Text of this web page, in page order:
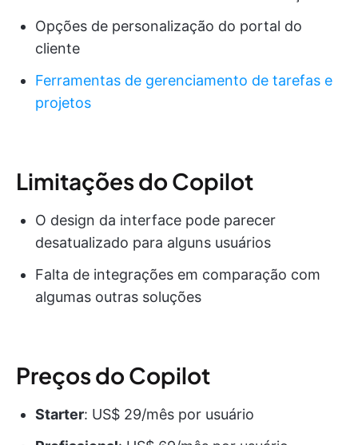
Opções de personalização do portal do
cliente
Ferramentas de gerenciamento de tarefas e
projetos
Limitações do Copilot
O design da interface pode parecer
desatualizado para alguns usuários
Falta de integrações em comparação com
algumas outras soluções
Preços do Copilot
Starter: US$ 29/mês por usuário